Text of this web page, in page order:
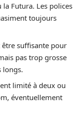
la Futura. Les polices
toujours
être suffisante pour
pas trop grosse
longs.
limité à deux ou
éventuellement